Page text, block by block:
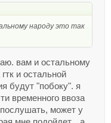
народу это так
вам и остальному
и остальной
будут "побоку". я
временного ввоза
может у